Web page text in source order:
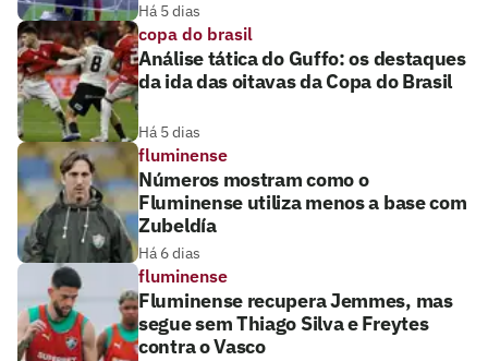
Há 5 dias
copa do brasil
Análise tática do Guffo: os destaques
da ida das oitavas da Copa do Brasil
Há 5 dias
fluminense
Números mostram como o
Fluminense utiliza menos a base com
Zubeldía
Há 6 dias
fluminense
Fluminense recupera Jemmes, mas
segue sem Thiago Silva e Freytes
contra o Vasco